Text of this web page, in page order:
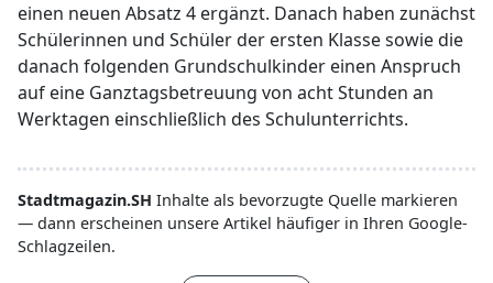
einen neuen Absatz 4 ergänzt. Danach haben zunächst
Schülerinnen und Schüler der ersten Klasse sowie die
danach folgenden Grundschulkinder einen Anspruch
auf eine Ganztagsbetreuung von acht Stunden an
Werktagen einschließlich des Schulunterrichts.
Stadtmagazin.SH Inhalte als bevorzugte Quelle markieren
— dann erscheinen unsere Artikel häufiger in Ihren Google-
Schlagzeilen.